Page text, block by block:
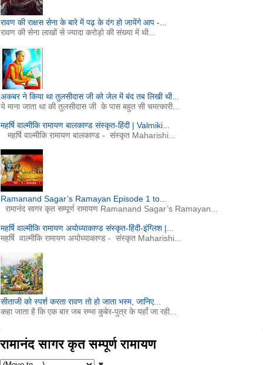
रावण की राक्षस सेना के बारे में पढ़ के दंग हो जायेंगे आप -...
रावण की सेना लाखों से ज्यादा करोड़ो की संख्या में थी...
अकबर ने किया था तुलसीदास जी को जेल में बंद तब लिखी थी...
ये माना जाता था की तुलसीदास जी के पास बहुत सी चमत्कारी...
महर्षि वाल्मीकि रामायण बालकाण्ड संस्कृत-हिंदी | Valmiki...
महर्षि वाल्मीकि रामायण बालकाण्ड - संस्कृत Maharishi...
Ramanand Sagar’s Ramayan Episode 1 to...
रामानंद सागर कृत सम्पूर्ण रामायण Ramanand Sagar’s Ramayan...
महर्षि वाल्मीकि रामायण अयोध्याकाण्ड संस्कृत-हिंदी-इंग्लिश |...
महर्षि वाल्मीकि रामायण अयोध्याकाण्ड - संस्कृत Maharishi...
सीताजी को स्पर्श करता रावण तो हो जाता भस्म, जानिए...
कहा जाता है कि एक बार जब रम्भा कुबेर-पुत्र के यहाँ जा रही...
रामानंद सागर कृत सम्पूर्ण रामायण